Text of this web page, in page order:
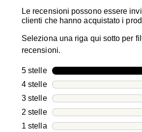
Le recensioni possono essere
clienti che hanno acquistato i
Seleziona una riga qui sotto per
recensioni.
5 stellestelle
4 stellestelle
3 stellestelle
2 stellestelle
1 stellastelle